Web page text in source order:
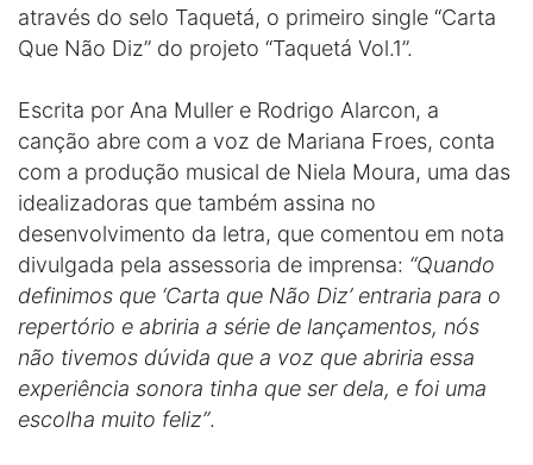
através do selo Taquetá, o primeiro single “Carta
Que Não Diz” do projeto “Taquetá Vol.1”.
Escrita por Ana Muller e Rodrigo Alarcon, a
canção abre com a voz de Mariana Froes, conta
com a produção musical de Niela Moura, uma das
idealizadoras que também assina no
desenvolvimento da letra, que comentou em nota
divulgada pela assessoria de imprensa: “Quando
definimos que ‘Carta que Não Diz’ entraria para o
repertório e abriria a série de lançamentos, nós
não tivemos dúvida que a voz que abriria essa
experiência sonora tinha que ser dela, e foi uma
escolha muito feliz”.